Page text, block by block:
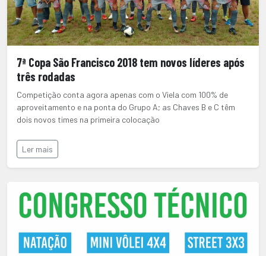
7ª Copa São Francisco 2018 tem novos líderes após
três rodadas
Competição conta agora apenas com o Viela com 100% de
aproveitamento e na ponta do Grupo A; as Chaves B e C têm
dois novos times na primeira colocação
Ler mais